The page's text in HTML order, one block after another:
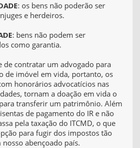
: os bens não poderão ser
e herdeiros.
: bens não podem ser
como garantia.
de contratar um advogado para
de imóvel em vida, portanto, os
honorários advocatícios nas
tornam a doação em vida o
transferir um patrimônio. Além
de pagamento do IR e não
pela taxação do ITCMD, o que
para fugir dos impostos tão
abençoado país.